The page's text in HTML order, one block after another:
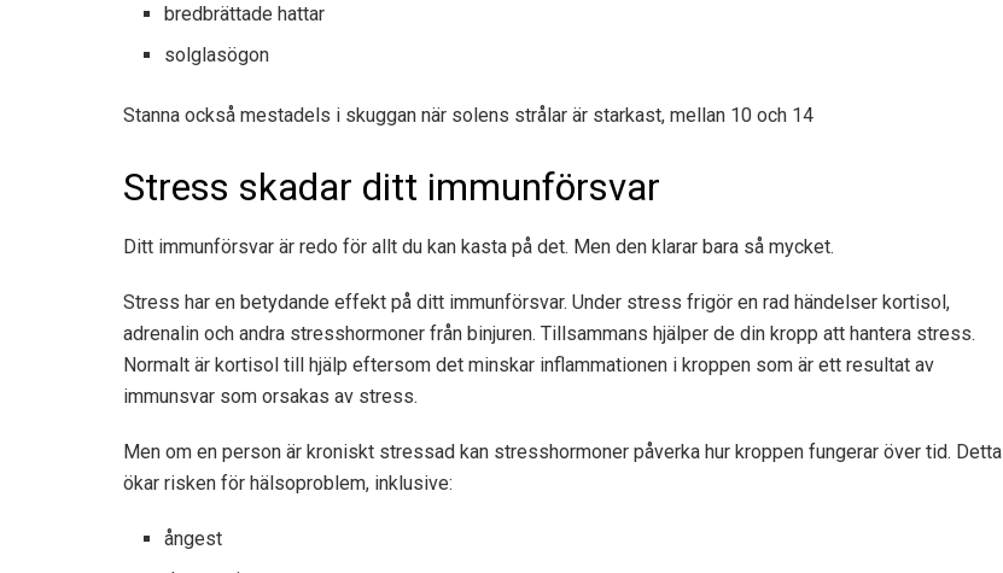
bredbrättade hattar
solglasögon
Stanna också mestadels i skuggan när solens strålar är starkast, mellan 10 och 14
Stress skadar ditt immunförsvar
Ditt immunförsvar är redo för allt du kan kasta på det. Men den klarar bara så mycket.
Stress har en betydande effekt på ditt immunförsvar. Under stress frigör en rad händelser kortisol,
adrenalin och andra stresshormoner från binjuren. Tillsammans hjälper de din kropp att hantera stress.
Normalt är kortisol till hjälp eftersom det minskar inflammationen i kroppen som är ett resultat av
immunsvar som orsakas av stress.
Men om en person är kroniskt stressad kan stresshormoner påverka hur kroppen fungerar över tid. Detta
ökar risken för hälsoproblem, inklusive:
ångest